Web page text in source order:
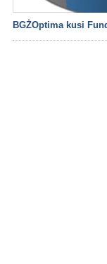
BGŻOptima kusi